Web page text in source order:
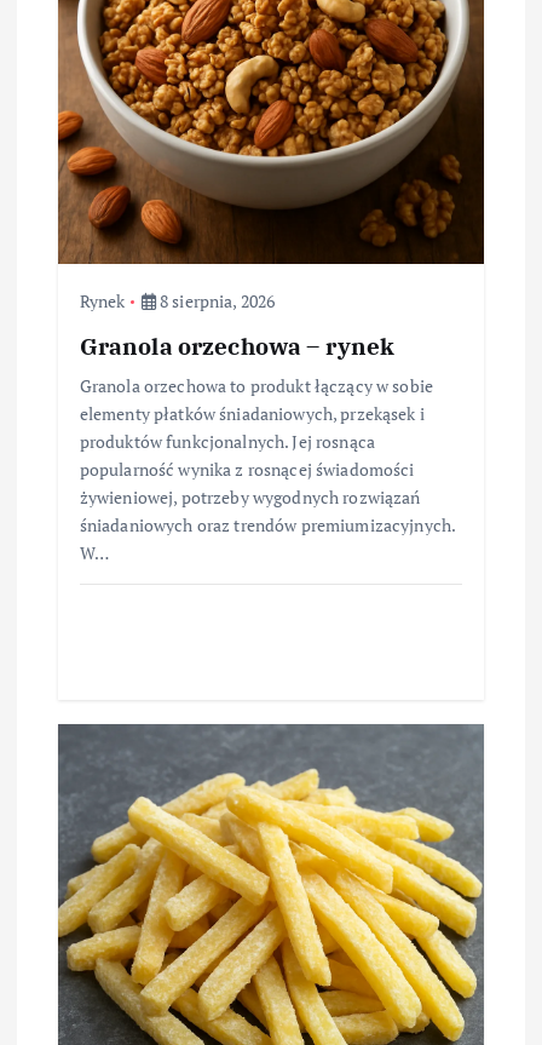
Rynek 8 sierpnia, 2026
Granola orzechowa – rynek
Granola orzechowa to produkt łączący w sobie
elementy płatków śniadaniowych, przekąsek i
produktów funkcjonalnych. Jej rosnąca
popularność wynika z rosnącej świadomości
żywieniowej, potrzeby wygodnych rozwiązań
śniadaniowych oraz trendów premiumizacyjnych.
W…